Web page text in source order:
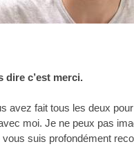
dire c’est merci.
avez fait tous les deux
moi. Je ne peux pas
suis profondément